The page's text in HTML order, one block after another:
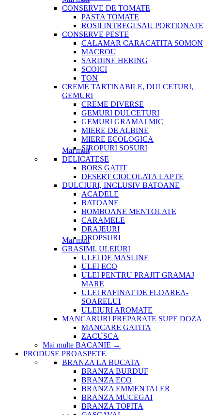
CONSERVE DE TOMATE
PASTA TOMATE
ROSII INTREGI SAU PORTIONATE
CONSERVE PESTE
CALAMAR CARACATITA SOMON
MACROU
SARDINE HERING
SCOICI
TON
CREME TARTINABILE, DULCETURI,
GEMURI
CREME DIVERSE
GEMURI DULCETURI
GEMURI GRAMAJ MIC
MIERE DE ALBINE
MIERE ECOLOGICA
SIROPURI SOSURI
Mai mult
DELICATESE
BORS GATIT
DESERT CIOCOLATA LAPTE
DULCIURI, INCLUSIV BATOANE
ACADELE
BATOANE
BOMBOANE MENTOLATE
CARAMELE
DRAJEURI
DROPSURI
Mai mult
GRASIMI, ULEIURI
ULEI DE MASLINE
ULEI ECO
ULEI PENTRU PRAJIT GRAMAJ
MARE
ULEI RAFINAT DE FLOAREA-
SOARELUI
ULEIURI AROMATE
MANCARURI PREPARATE SUPE DOZA
MANCARE GATITA
ZACUSCA
Mai multe BACANIE →
PRODUSE PROASPETE
BRANZA LA BUCATA
BRANZA BURDUF
BRANZA ECO
BRANZA EMMENTALER
BRANZA MUCEGAI
BRANZA TOPITA